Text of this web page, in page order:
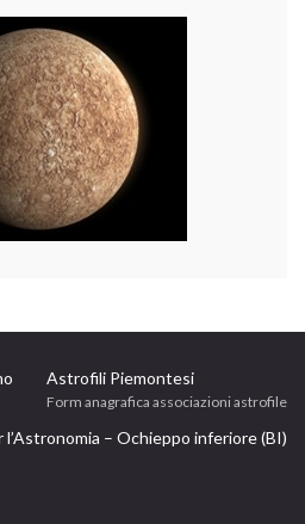
Astrofili Piemontesi
Form anagrafica associazioni astrofile
l’Astronomia – Ochieppo inferiore (BI)